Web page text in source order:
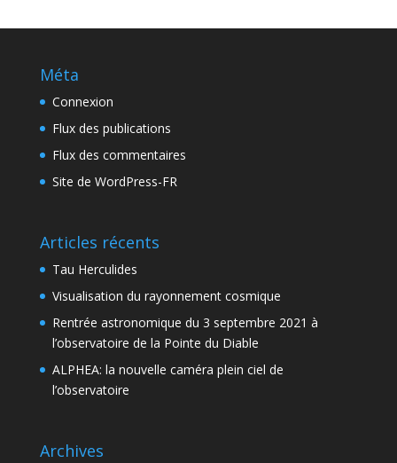
Méta
Connexion
Flux des publications
Flux des commentaires
Site de WordPress-FR
Articles récents
Tau Herculides
Visualisation du rayonnement cosmique
Rentrée astronomique du 3 septembre 2021 à
l’observatoire de la Pointe du Diable
ALPHEA: la nouvelle caméra plein ciel de
l’observatoire
Archives